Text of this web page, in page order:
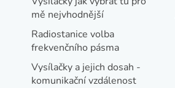
mě nejvhodnější
Radiostanice volba
frekvenčního pásma
Vysílačky a jejich dosah -
komunikační vzdálenost